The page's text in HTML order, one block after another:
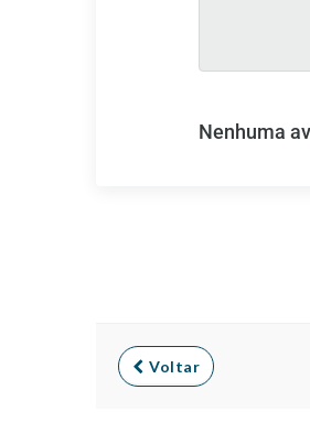
Nenhuma
Voltar